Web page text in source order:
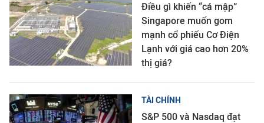
Điều gì khiến “cá mập”
Singapore muốn gom
mạnh cổ phiếu Cơ Điện
Lạnh với giá cao hơn 20%
thị giá?
TÀI CHÍNH
S&P 500 và Nasdaq đạt